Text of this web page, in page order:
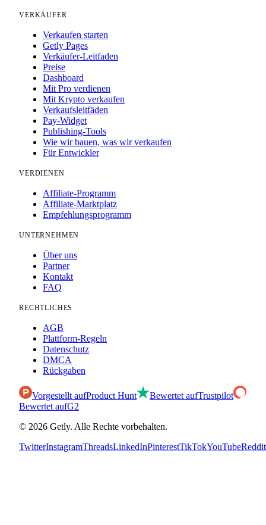
VERKÄUFER
Verkaufen starten
Getly Pages
Verkäufer-Leitfaden
Preise
Dashboard
Mit Pro verdienen
Mit Krypto verkaufen
Verkaufsleitfäden
Pay-Widget
Publishing-Tools
Wie wir bauen, was wir verkaufen
Für Entwickler
VERDIENEN
Affiliate-Programm
Affiliate-Marktplatz
Empfehlungsprogramm
UNTERNEHMEN
Über uns
Partner
Kontakt
FAQ
RECHTLICHES
AGB
Plattform-Regeln
Datenschutz
DMCA
Rückgaben
Vorgestellt aufProduct Hunt Bewertet aufTrustpilot
Bewertet aufG2
© 2026 Getly. Alle Rechte vorbehalten.
TwitterInstagramThreadsLinkedInPinterestTikTokYouTubeReddit